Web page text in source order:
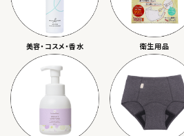
美容・コスメ・香水 衛生用品